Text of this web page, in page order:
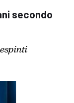
secondo